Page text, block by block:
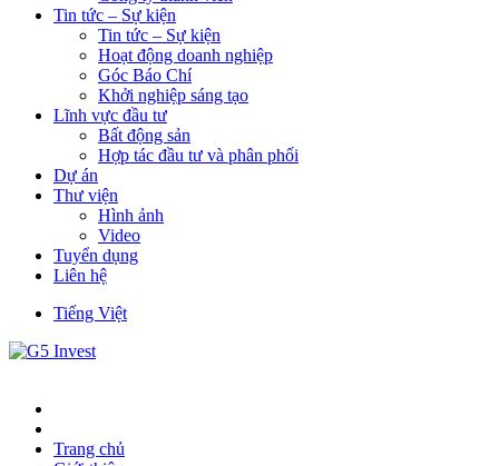
Tin tức – Sự kiện
Tin tức – Sự kiện
Hoạt động doanh nghiệp
Góc Báo Chí
Khởi nghiệp sáng tạo
Lĩnh vực đầu tư
Bất động sản
Hợp tác đầu tư và phân phối
Dự án
Thư viện
Hình ảnh
Video
Tuyển dụng
Liên hệ
Tiếng Việt
Trang chủ